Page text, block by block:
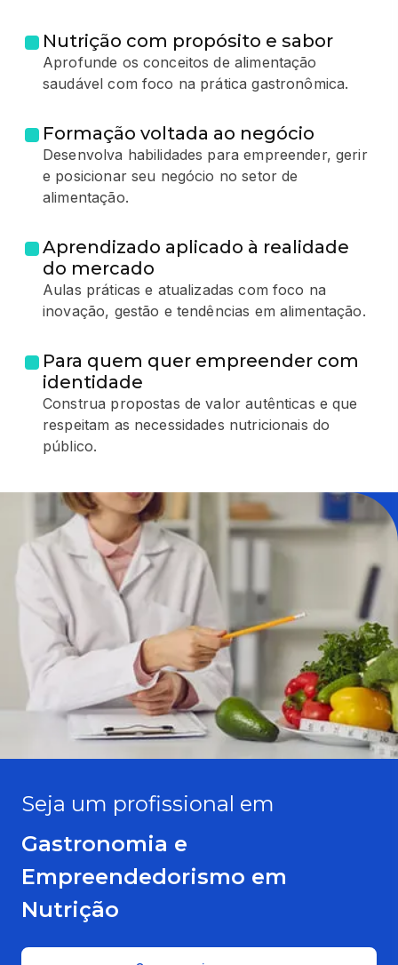
Nutrição com propósito e sabor
Aprofunde os conceitos de alimentação
saudável com foco na prática gastronômica.
Formação voltada ao negócio
Desenvolva habilidades para empreender, gerir
e posicionar seu negócio no setor de
alimentação.
Aprendizado aplicado à realidade
do mercado
Aulas práticas e atualizadas com foco na
inovação, gestão e tendências em alimentação.
Para quem quer empreender com
identidade
Construa propostas de valor autênticas e que
respeitam as necessidades nutricionais do
público.
Seja um profissional em
Gastronomia e
Empreendedorismo em
Nutrição